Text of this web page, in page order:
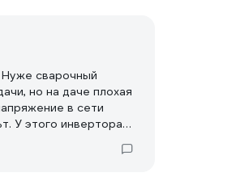
Нуже сварочный
но на даче плохая
в сети
У этого инвертора